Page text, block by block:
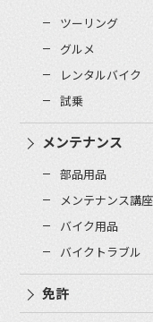
ツーリング
グルメ
レンタルバイク
試乗
メンテナンス
部品用品
メンテナンス講座
バイク用品
バイクトラブル
免許